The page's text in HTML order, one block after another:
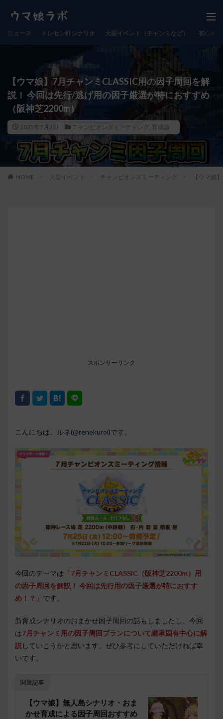
ニュース トレセン軒シナリオ 大型イベント（チャンミなど） 初心者
【ウマ娘】7月チャンミCLASSIC用の因子周回を解
説！ 今回は先行/逃げ用の因子厳選が特におすすめ
（阪神芝2200m）
2025年7月2日 チャンピオンズミーティング, 育成論
HOME 大型イベント チャンピオンズミーティング 【ウマ娘
スポンサーリンク
こんにちは、ルネ(@renekuroi)です。
今回のテーマは 「7月チャンミCLASSIC（阪神芝2200m）用
の因子周回を解説！ 今回は先行用の因子厳選が特におすす
め！？ 」 です。
新育成シナリオのおまかせ因子周回の話もしましたし、今回
は7月チャンミ用の因子周回プランについて継承固有中心に解
説 していこうかと思います。ぜひ参考にしていただければ幸
いです。
関連記事
【ウマ娘】無人島シナリオ・おま
かせ育成による因子周回おすすめ